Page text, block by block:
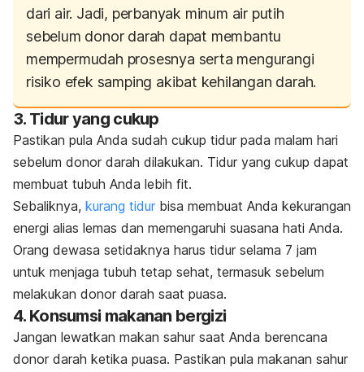
dari air. Jadi, perbanyak minum air putih
sebelum donor darah dapat membantu
mempermudah prosesnya serta mengurangi
risiko efek samping akibat kehilangan darah.
3. Tidur yang cukup
Pastikan pula Anda sudah cukup tidur pada malam hari
sebelum donor darah dilakukan. Tidur yang cukup dapat
membuat tubuh Anda lebih fit.
Sebaliknya, kurang tidur bisa membuat Anda kekurangan
energi alias lemas dan memengaruhi suasana hati Anda.
Orang dewasa setidaknya harus tidur selama 7 jam
untuk menjaga tubuh tetap sehat, termasuk sebelum
melakukan donor darah saat puasa.
4. Konsumsi makanan bergizi
Jangan lewatkan makan sahur saat Anda berencana
donor darah ketika puasa. Pastikan pula makanan sahur